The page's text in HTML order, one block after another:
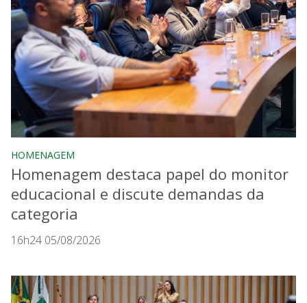
HOMENAGEM
Homenagem destaca papel do monitor
educacional e discute demandas da
categoria
16h24 05/08/2026